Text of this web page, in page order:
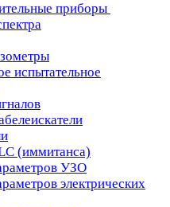
приборы
испытательное
(иммитанса)
УЗО
электрических